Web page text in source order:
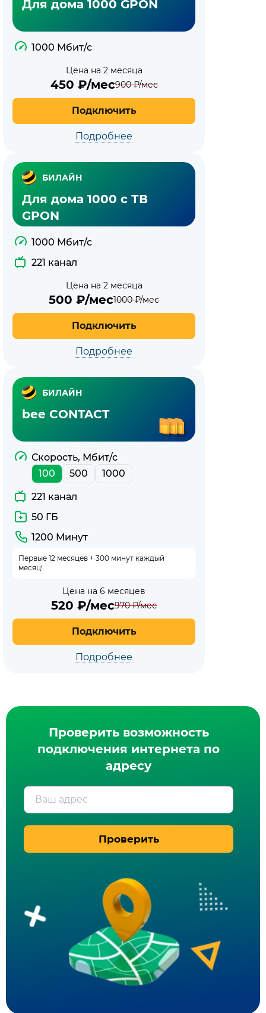
Для дома 1000 GPON
1000 Мбит/с
Цена на 2 месяца
450 ₽/мес900₽/мес
Подключить
Подробнее
БИЛАЙН
Для дома 1000 с ТВ
GPON
1000 Мбит/с
221 канал
Цена на 2 месяца
500 ₽/мес1000₽/мес
Подключить
Подробнее
БИЛАЙН
bee CONTACT
Скорость, Мбит/с
100
500 1000
221 канал
50 ГБ
1200 Минут
Первые 12 месяцев + 300 минут каждый
месяц!
Цена на 6 месяцев
520 ₽/мес970₽/мес
Подключить
Подробнее
Проверить возможность
подключения интернета по
адресу
Ваш адрес
Проверить